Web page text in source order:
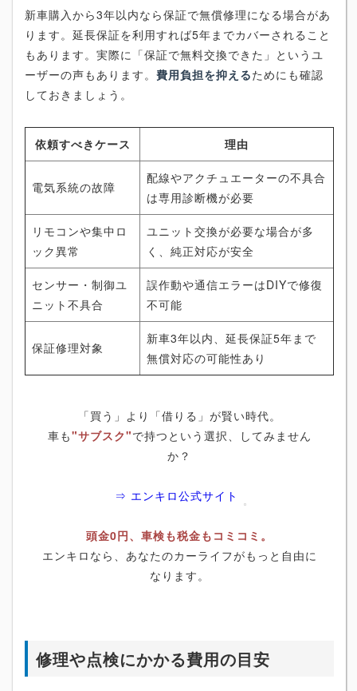
新車購入から3年以内なら保証で無償修理になる場合があ
ります。延長保証を利用すれば5年までカバーされること
もあります。実際に「保証で無料交換できた」というユ
ーザーの声もあります。 費用負担を抑えるためにも確認
しておきましょう。
依頼すべきケース 理由
電気系統の故障
配線やアクチュエーターの不具合
は専用診断機が必要
リモコンや集中ロ
ック異常
ユニット交換が必要な場合が多
く、純正対応が安全
センサー・制御ユ
ニット不具合
誤作動や通信エラーはDIYで修復
不可能
保証修理対象
新車3年以内、延長保証5年まで
無償対応の可能性あり
「買う」より「借りる」が賢い時代。
車も"サブスク"で持つという選択、してみません
か？
⇒ エンキロ公式サイト
頭金0円、車検も税金もコミコミ。
エンキロなら、あなたのカーライフがもっと自由に
なります。
修理や点検にかかる費用の目安